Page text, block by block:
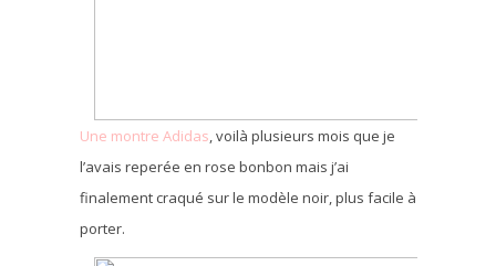
Une montre Adidas, voilà plusieurs mois que je
l’avais reperée en rose bonbon mais j’ai
finalement craqué sur le modèle noir, plus facile à
porter.